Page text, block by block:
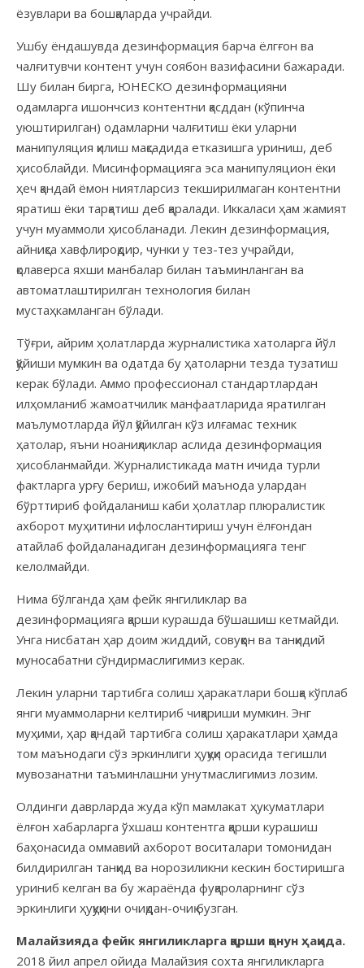
ёзувлари ва бошқаларда учрайди.
Ушбу ёндашувда дезинформация барча ёлгғон ва
чалғитувчи контент учун соябон вазифасини бажаради.
Шу билан бирга, ЮНЕСКО дезинформацияни
одамларга ишончсиз контентни қасддан (кўпинча
уюштирилган) одамларни чалғитиш ёки уларни
манипуляция қилиш мақсадида етказишга уриниш, деб
ҳисоблайди. Мисинформацияга эса манипуляцион ёки
ҳеч қандай ёмон ниятларсиз текширилмаган контентни
яратиш ёки тарқатиш деб қаралади. Иккаласи ҳам жамият
учун муаммоли ҳисобланади. Лекин дезинформация,
айниқса хавфлироқдир, чунки у тез-тез учрайди,
қолаверса яхши манбалар билан таъминланган ва
автоматлаштирилган технология билан
мустаҳкамланган бўлади.
Тўғри, айрим ҳолатларда журналистика хатоларга йўл
қўйиши мумкин ва одатда бу ҳатоларни тезда тузатиш
керак бўлади. Аммо профессионал стандартлардан
илҳомланиб жамоатчилик манфаатларида яратилган
маълумотларда йўл қўйилган кўз илғамас техник
ҳатолар, яъни ноаниқликлар аслида дезинформация
ҳисобланмайди. Журналистикада матн ичида турли
фактларга урғу бериш, ижобий маънода улардан
бўрттириб фойдаланиш каби ҳолатлар плюралистик
ахборот муҳитини ифлослантириш учун ёлғондан
атайлаб фойдаланадиган дезинформацияга тенг
келолмайди.
Нима бўлганда ҳам фейк янгиликлар ва
дезинформацияга қарши курашда бўшашиш кетмайди.
Унга нисбатан ҳар доим жиддий, совуққон ва танқидий
муносабатни сўндирмаслигимиз керак.
Лекин уларни тартибга солиш ҳаракатлари бошқа кўплаб
янги муаммоларни келтириб чиқариши мумкин. Энг
муҳими, ҳар қандай тартибга солиш ҳаракатлари ҳамда
том маънодаги сўз эркинлиги ҳуқуқи орасида тегишли
мувозанатни таъминлашни унутмаслигимиз лозим.
Олдинги даврларда жуда кўп мамлакат ҳукуматлари
ёлғон хабарларга ўхшаш контентга қарши курашиш
баҳонасида оммавий ахборот воситалари томонидан
билдирилган танқид ва норозиликни кескин бостиришга
уриниб келган ва бу жараёнда фуқароларнинг сўз
эркинлиги ҳуқуқини очиқдан-очиқ бузган.
Малайзияда фейк янгиликларга қарши қонун ҳақида.
2018 йил апрел ойида Малайзия сохта янгиликларга